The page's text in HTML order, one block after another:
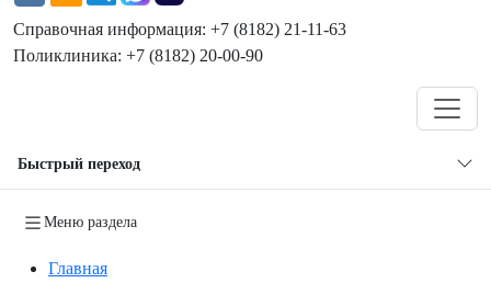
Справочная информация: +7 (8182) 21-11-63
Поликлиника: +7 (8182) 20-00-90
Быстрый переход
Меню раздела
Главная